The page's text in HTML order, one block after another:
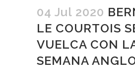
04 Jul 2020
LE COURTOIS
VUELCA CON
SEMANA